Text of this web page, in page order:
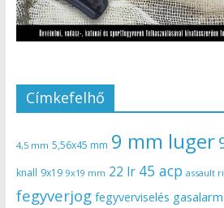
Címkefelhő
4,5 mm 5,56x45 mm 9 mm luger
knall 9x19 9x19 mm 22 lr 45 acp assault
fegyverjog fegyverviselés gasalarm